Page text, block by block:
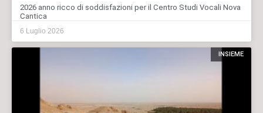
2026 anno ricco di soddisfazioni per il Centro Studi Vocali Nova
Cantica
6 Luglio 2026
INSIEME